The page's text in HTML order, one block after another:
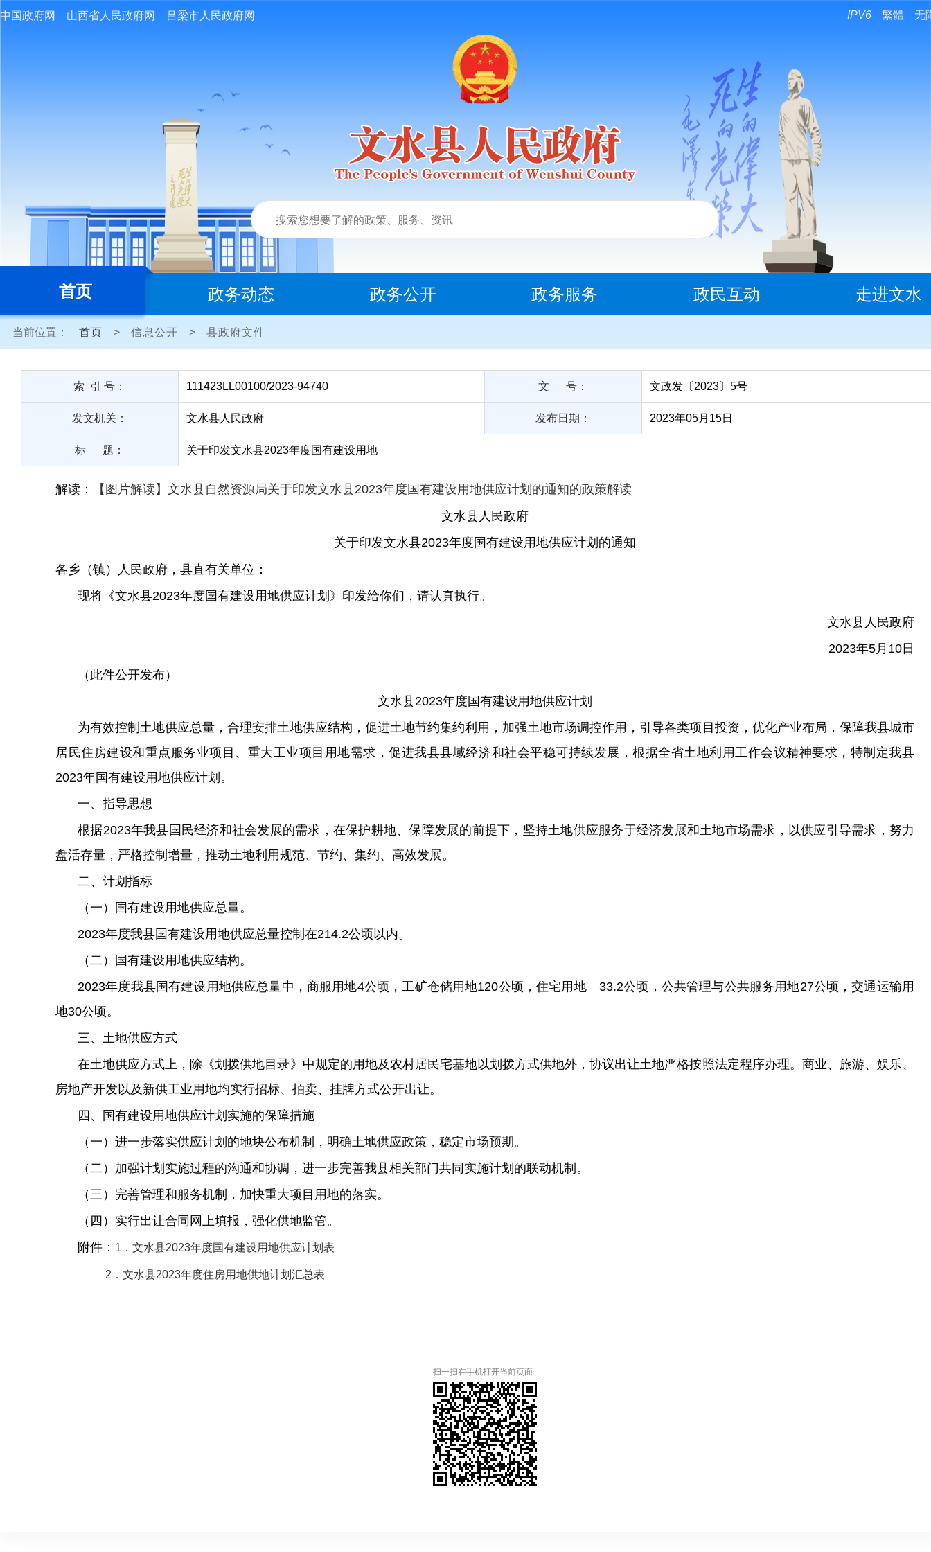
中国政府网 山西省人民政府网 吕梁市人民政府网 IPV6 繁體 无
首页 政务动态 政务公开 政务服务 政民互动 走进文水
当前位置： 首页 > 信息公开 > 县政府文件
索 引 号： 111423LL00100/2023-94740 文 号： ‍文政发〔2023〕5号
发文机关： 文水县人民政府 发布日期： 2023年05月15日
标 题： 关于印发文水县2023年度国有建设用地
解读： 【图片解读】文水县自然资源局关于印发文水县2023年度国有建设用地供应计划的通知的政策解读
文水县人民政府
关于印发文水县2023年度国有建设用地供应计划的通知
各乡（镇）人民政府，县直有关单位：
现将《文水县2023年度国有建设用地供应计划》印发给你们，请认真执行。
文水县人民政府
2023年5月10日
（此件公开发布）
文水县2023年度国有建设用地供应计划
为有效控制土地供应总量，合理安排土地供应结构，促进土地节约集约利用，加强土地市场调控作用，引导各类项目投资，优化产业布局，保障我县城市
居民住房建设和重点服务业项目、重大工业项目用地需求，促进我县县域经济和社会平稳可持续发展，根据全省土地利用工作会议精神要求，特制定我县
2023年国有建设用地供应计划。
一、指导思想
根据2023年我县国民经济和社会发展的需求，在保护耕地、保障发展的前提下，坚持土地供应服务于经济发展和土地市场需求，以供应引导需求，努力
盘活存量，严格控制增量，推动土地利用规范、节约、集约、高效发展。
二、计划指标
（一）国有建设用地供应总量。
2023年度我县国有建设用地供应总量控制在214.2公顷以内。
（二）国有建设用地供应结构。
2023年度我县国有建设用地供应总量中，商服用地4公顷，工矿仓储用地120公顷，住宅用地 33.2公顷，公共管理与公共服务用地27公顷，交通运输用
地30公顷。
三、土地供应方式
在土地供应方式上，除《划拨供地目录》中规定的用地及农村居民宅基地以划拨方式供地外，协议出让土地严格按照法定程序办理。商业、旅游、娱乐、
房地产开发以及新供工业用地均实行招标、拍卖、挂牌方式公开出让。
四、国有建设用地供应计划实施的保障措施
（一）进一步落实供应计划的地块公布机制，明确土地供应政策，稳定市场预期。
（二）加强计划实施过程的沟通和协调，进一步完善我县相关部门共同实施计划的联动机制。
（三）完善管理和服务机制，加快重大项目用地的落实。
（四）实行出让合同网上填报，强化供地监管。
附件： 1．文水县2023年度国有建设用地供应计划表
2．文水县2023年度住房用地供地计划汇总表
扫一扫在手机打开当前页面